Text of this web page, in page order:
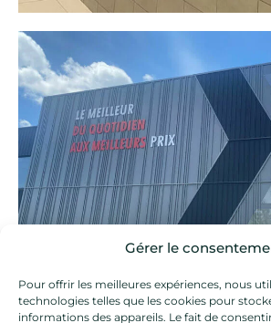
Gérer le
Pour offrir les meilleures expériences, nous
technologies telles que les cookies pour
informations des appareils. Le fait de